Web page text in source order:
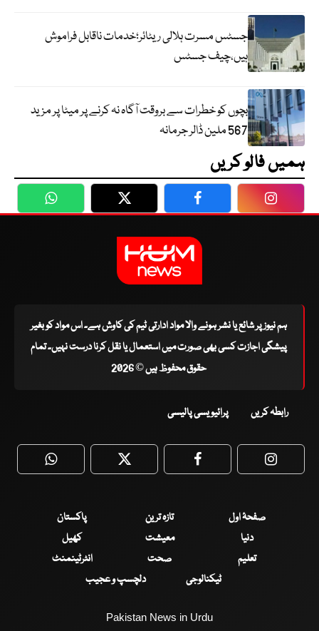
جسٹس مسرت ہلالی ریٹائر؛خدمات ناقابل فراموش
ہیں،چیف جسٹس
بچوں کو خطرات سے بروقت آگاہ نہ کرنے پر میٹا پر مزید
567 ملین ڈالر جرمانہ
ہمیں فالو کریں
WhatsApp Twitter Facebook
ہم نیوز پر شائع یا نشر ہونے والا مواد ادارتی ٹیم کی کاوش ہے۔ اس مواد کو بغیر
پیشگی اجازت کسی بھی صورت میں استعمال یا نقل کرنا درست نہیں۔ تمام
حقوق محفوظ ہیں © 2026
رابطہ کریں پرائیویسی پالیسی
WhatsApp Twitter Facebook
صفحۂ اول تازہ ترین
پاکستان
دنیا
معیشت
کھیل
تعلیم
صحت
انٹرٹینمنٹ
ٹیکنالوجی
دلچسپ و عجیب
Pakistan News in Urdu